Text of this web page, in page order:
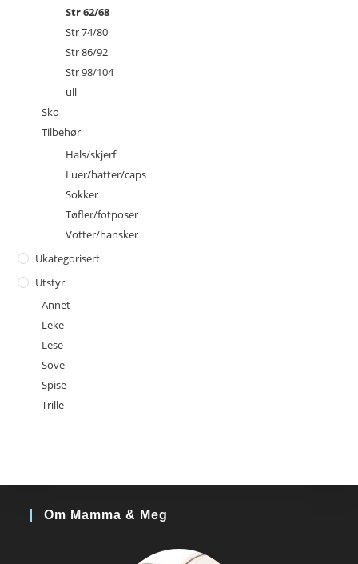
Str 62/68
Str 74/80
Str 86/92
Str 98/104
ull
Sko
Tilbehør
Hals/skjerf
Luer/hatter/caps
Sokker
Tøfler/fotposer
Votter/hansker
Ukategorisert
Utstyr
Annet
Leke
Lese
Sove
Spise
Trille
Om Mamma & Meg